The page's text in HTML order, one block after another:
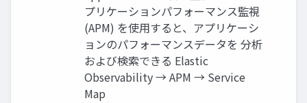
プリケーションパフォーマンス監視
(APM) を使⽤すると、アプリケーシ
ョンのパフォーマンスデータを 分析
および検索できる Elastic
Observability → APM → Service
Map